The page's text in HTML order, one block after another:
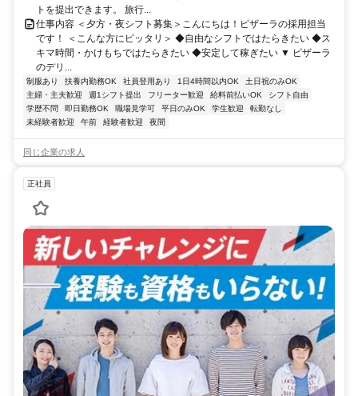
トを提出できます。 旅行...
仕事内容 ＜夕方・夜シフト募集＞こんにちは！ピザーラの採用担当
です！ ＜こんな方にピッタリ＞ ◆自由なシフトではたらきたい ◆ス
キマ時間・かけもちではたらきたい ◆安定して稼ぎたい ▼ ピザーラ
のデリ...
制服あり 扶養内勤務OK 社員登用あり 1日4時間以内OK
土日祝のみOK
主婦・主夫歓迎
週1シフト提出 フリーター歓迎 給料前払いOK
シフト自由
学歴不問
即日勤務OK 職場見学可 平日のみOK 学生歓迎
転勤なし
未経験者歓迎
午前 経験者歓迎 夜間
同じ企業の求人
正社員